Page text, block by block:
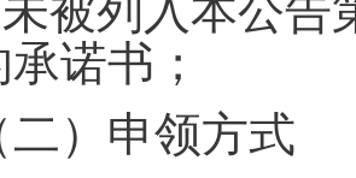
未被列入本公告
诺书；
二）申领方式